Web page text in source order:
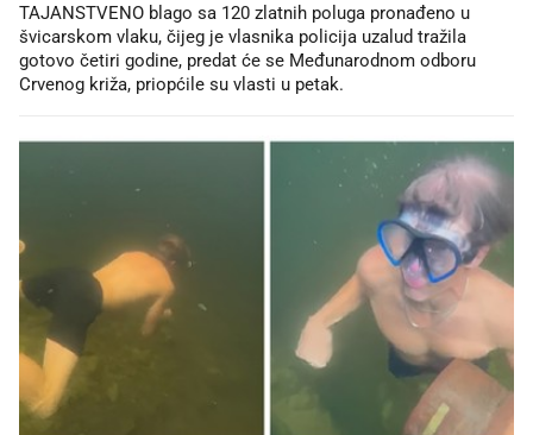
TAJANSTVENO blago sa 120 zlatnih poluga pronađeno u
švicarskom vlaku, čijeg je vlasnika policija uzalud tražila
gotovo četiri godine, predat će se Međunarodnom odboru
Crvenog križa, priopćile su vlasti u petak.